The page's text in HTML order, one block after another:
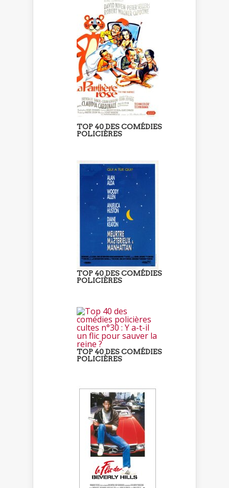
TOP 40 DES COMÉDIES
POLICIÈRES
TOP 40 DES COMÉDIES
POLICIÈRES
TOP 40 DES COMÉDIES
POLICIÈRES